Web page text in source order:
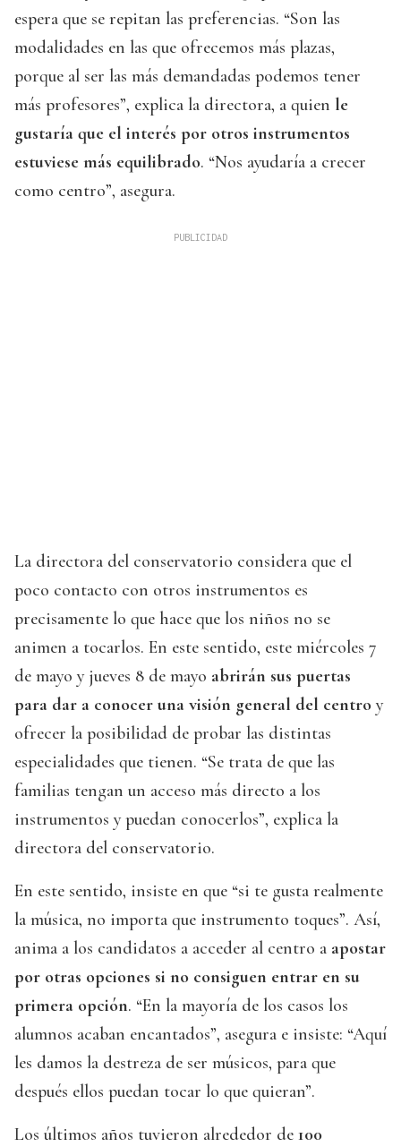
espera que se repitan las preferencias. “Son las
modalidades en las que ofrecemos más plazas,
porque al ser las más demandadas podemos tener
más profesores”, explica la directora, a quien le
gustaría que el interés por otros instrumentos
estuviese más equilibrado. “Nos ayudaría a crecer
como centro”, asegura.
La directora del conservatorio considera que el
poco contacto con otros instrumentos es
precisamente lo que hace que los niños no se
animen a tocarlos. En este sentido, este miércoles 7
de mayo y jueves 8 de mayo abrirán sus puertas
para dar a conocer una visión general del centro y
ofrecer la posibilidad de probar las distintas
especialidades que tienen. “Se trata de que las
familias tengan un acceso más directo a los
instrumentos y puedan conocerlos”, explica la
directora del conservatorio.
En este sentido, insiste en que “si te gusta realmente
la música, no importa que instrumento toques”. Así,
anima a los candidatos a acceder al centro a apostar
por otras opciones si no consiguen entrar en su
primera opción. “En la mayoría de los casos los
alumnos acaban encantados”, asegura e insiste: “Aquí
les damos la destreza de ser músicos, para que
después ellos puedan tocar lo que quieran”.
Los últimos años tuvieron alrededor de 100